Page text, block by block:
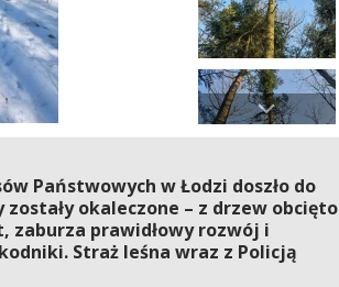
Państwowych w Łodzi doszło do
zostały okaleczone – z drzew obcięto
zaburza prawidłowy rozwój i
Straż leśna wraz z Policją